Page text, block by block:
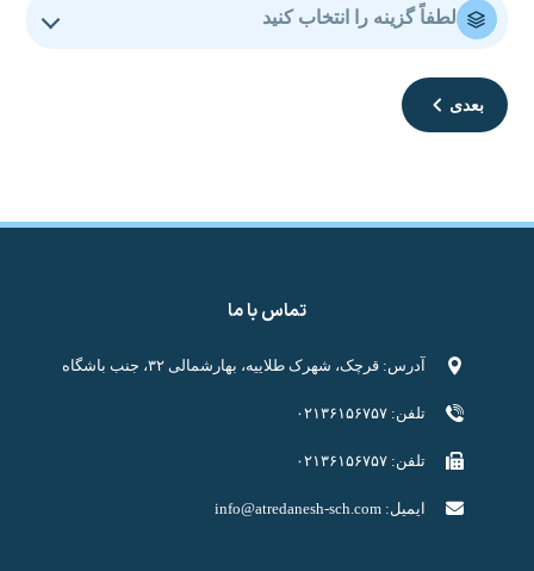
لطفاً گزینه را انتخاب کنید
بعدی
تماس با ما
آدرس: قرچک، شهرک طلاییه، بهارشمالی ۳۲، جنب باشگاه
تلفن: ۰۲۱۳۶۱۵۶۷۵۷
تلفن: ۰۲۱۳۶۱۵۶۷۵۷
ایمیل:info@atredanesh-sch.com